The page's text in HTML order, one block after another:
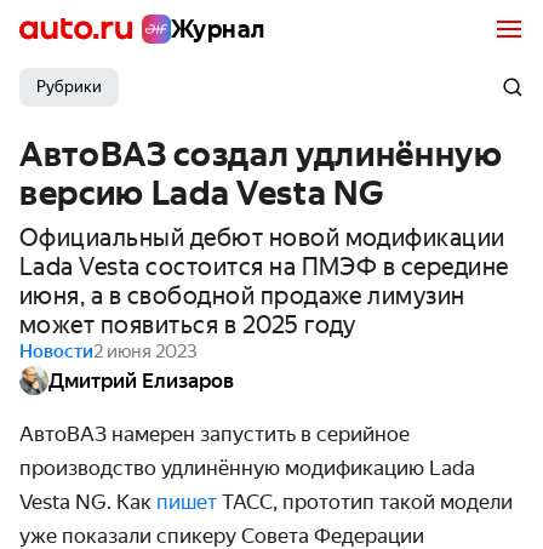
Журнал
Рубрики
АвтоВАЗ создал удлинённую
версию Lada Vesta NG
Официальный дебют новой модификации
Lada Vesta состоится на ПМЭФ в середине
июня, а в свободной продаже лимузин
может появиться в 2025 году
Новости2 июня 2023
Дмитрий Елизаров
АвтоВАЗ намерен запустить в серийное
производство удлинённую модификацию Lada
Vesta NG. Как пишет ТАСС, прототип такой модели
уже показали спикеру Совета Федерации